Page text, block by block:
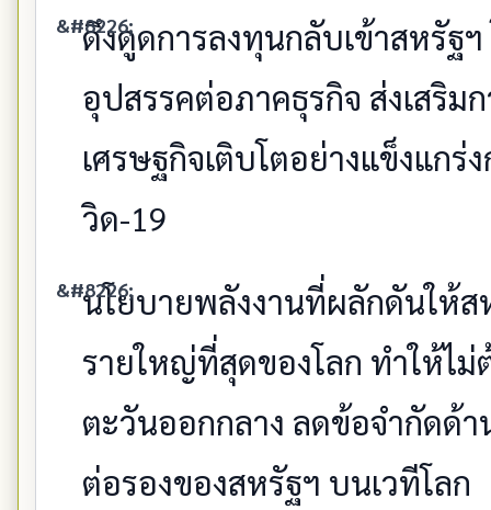
ดึงดูดการลงทุนกลับเข้าสหรัฐ
อุปสรรคต่อภาคธุรกิจ ส่งเสริม
เศรษฐกิจเติบโตอย่างแข็งแก
วิด-19
นโยบายพลังงานที่ผลักดันให้
รายใหญ่ที่สุดของโลก ทำให้ไ
ตะวันออกกลาง ลดข้อจำกัดด้
ต่อรองของสหรัฐฯ บนเวทีโลก